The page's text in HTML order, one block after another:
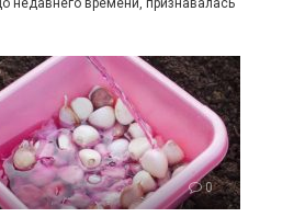
недавнего времени, признавалась
0